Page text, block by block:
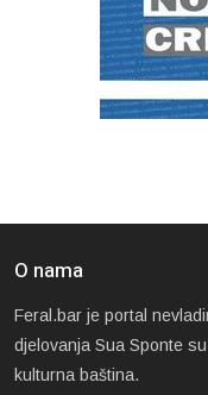
O nama
Feral.bar je portal
djelovanja Sua Sponte
kulturna baština.